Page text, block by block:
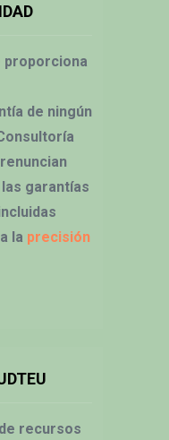
proporciona
de ningún
garantías
la precisión
recursos